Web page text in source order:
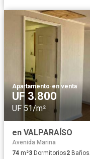
Apartamento·en venta
UF 3.800
UF 51/m²
en VALPARAÍSO
Avenida Marina
74 m²3 Dormitorios2 Baños